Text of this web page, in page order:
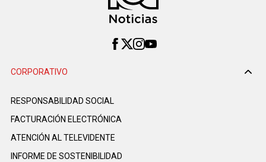
CORPORATIVO
RESPONSABILIDAD SOCIAL
FACTURACIÓN ELECTRÓNICA
ATENCIÓN AL TELEVIDENTE
INFORME DE SOSTENIBILIDAD